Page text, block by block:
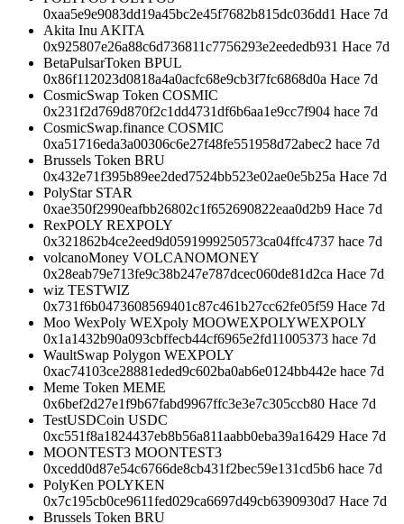
0xaa5e9e9083dd19a45bc2e45f7682b815dc036dd1 Hace 7d
Akita Inu AKITA
0x925807e26a88c6d736811c7756293e2eededb931 Hace 7d
BetaPulsarToken BPUL
0x86f112023d0818a4a0acfc68e9cb3f7fc6868d0a Hace 7d
CosmicSwap Token COSMIC
0x231f2d769d870f2c1dd4731df6b6aa1e9cc7f904 hace 7d
CosmicSwap.finance COSMIC
0xa51716eda3a00306c6e27f48fe551958d72abec2 hace 7d
Brussels Token BRU
0x432e71f395b89ee2ded7524bb523e02ae0e5b25a Hace 7d
PolyStar STAR
0xae350f2990eafbb26802c1f652690822eaa0d2b9 Hace 7d
RexPOLY REXPOLY
0x321862b4ce2eed9d0591999250573ca04ffc4737 hace 7d
volcanoMoney VOLCANOMONEY
0x28eab79e713fe9c38b247e787dcec060de81d2ca Hace 7d
wiz TESTWIZ
0x731f6b0473608569401c87c461b27cc62fe05f59 Hace 7d
Moo WexPoly WEXpoly MOOWEXPOLYWEXPOLY
0x1a1432b90a093cbffecb44cf6965e2fd11005373 hace 7d
WaultSwap Polygon WEXPOLY
0xac74103ce28881eded9c602ba0ab6e0124bb442e hace 7d
Meme Token MEME
0x6bef2d27e1f9b67fabd9967ffc3e3e7c305ccb80 Hace 7d
TestUSDCoin USDC
0xc551f8a1824437eb8b56a811aabb0eba39a16429 Hace 7d
MOONTEST3 MOONTEST3
0xcedd0d87e54c6766de8cb431f2bec59e131cd5b6 hace 7d
PolyKen POLYKEN
0x7c195cb0ce9611fed029ca6697d49cb6390930d7 Hace 7d
Brussels Token BRU